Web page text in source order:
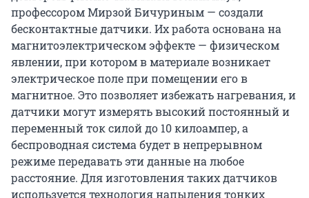
профессором Мирзой Бичуриным — создали
бесконтактные датчики. Их работа основана на
магнитоэлектрическом эффекте — физическом
явлении, при котором в материале возникает
электрическое поле при помещении его в
магнитное. Это позволяет избежать нагревания, и
датчики могут измерять высокий постоянный и
переменный ток силой до 10 килоампер, а
беспроводная система будет в непрерывном
режиме передавать эти данные на любое
расстояние. Для изготовления таких датчиков
используется технология напыления тонких